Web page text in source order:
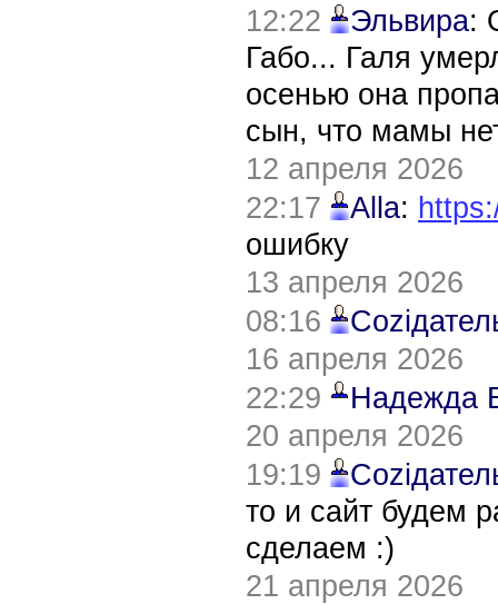
12:22
Эльвира:
Габо... Галя
осенью она
сын, что мамы
12 апреля 2026
22:17
Alla:
ошибку
13 апреля 2026
08:16
16 апреля 2026
22:29
Надежда
20 апреля 2026
19:19
то и сайт будем
сделаем :)
21 апреля 2026